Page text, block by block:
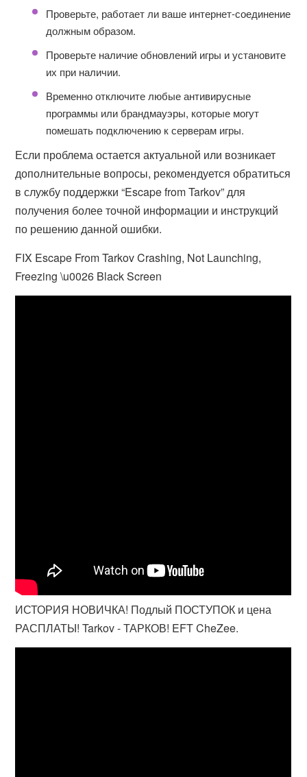
Проверьте, работает ли ваше интернет-соединение
должным образом.
Проверьте наличие обновлений игры и установите
их при наличии.
Временно отключите любые антивирусные
программы или брандмауэры, которые могут
помешать подключению к серверам игры.
Если проблема остается актуальной или возникает
дополнительные вопросы, рекомендуется обратиться
в службу поддержки “Escape from Tarkov” для
получения более точной информации и инструкций
по решению данной ошибки.
FIX Escape From Tarkov Crashing, Not Launching,
Freezing \u0026 Black Screen
ИСТОРИЯ НОВИЧКА! Подлый ПОСТУПОК и цена
РАСПЛАТЫ! Tarkov - ТАРКОВ! EFT CheZee.